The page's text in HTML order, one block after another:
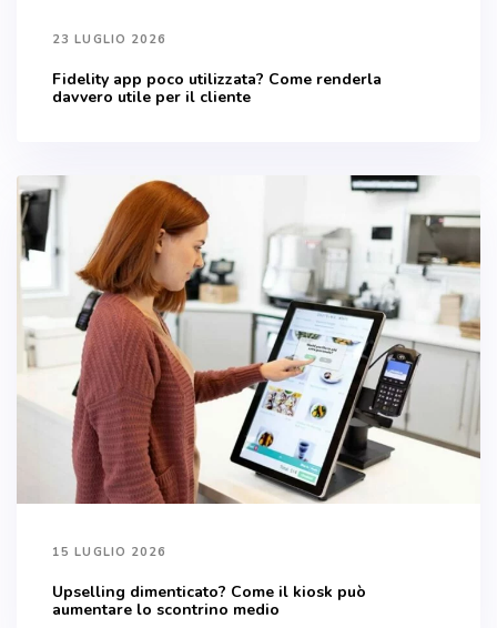
23 LUGLIO 2026
Fidelity app poco utilizzata? Come renderla
davvero utile per il cliente
15 LUGLIO 2026
Upselling dimenticato? Come il kiosk può
aumentare lo scontrino medio